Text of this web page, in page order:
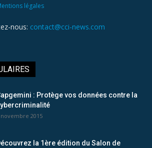
légales
nous: contact@cci-news.com
: Protège vos données contre la
2015
la 1ère édition du Salon de